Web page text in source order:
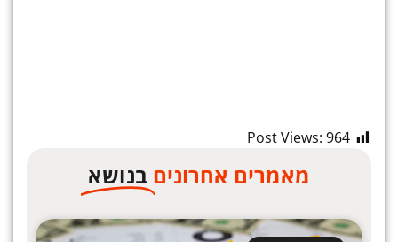
Post Views: 964
מאמרים אחרונים בנושא